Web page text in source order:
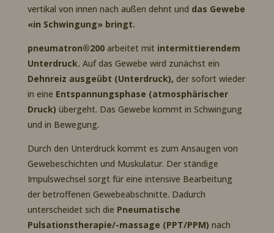
vertikal von innen nach außen dehnt und das Gewebe
«in Schwingung» bringt.
pneumatron®200arbeitet mit intermittierendem
Unterdruck. Auf das Gewebe wird zunächst ein
Dehnreiz ausgeübt (Unterdruck), der sofort wieder
in eine Entspannungsphase (atmosphärischer
Druck) übergeht. Das Gewebe kommt in Schwingung
und in Bewegung.
Durch den Unterdruck kommt es zum Ansaugen von
Gewebeschichten und Muskulatur. Der ständige
Impulswechsel sorgt für eine intensive Bearbeitung
der betroffenen Gewebeabschnitte. Dadurch
unterscheidet sich die Pneumatische
Pulsationstherapie/-massage (PPT/PPM) nach